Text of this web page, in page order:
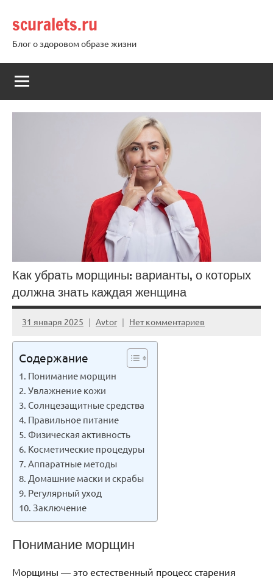
содержимому
scuralets.ru
Блог о здоровом образе жизни
Как убрать морщины: варианты, о которых
должна знать каждая женщина
31 января 2025 Avtor Нет комментариев
Содержание
Понимание морщин
Увлажнение кожи
Солнцезащитные средства
Правильное питание
Физическая активность
Косметические процедуры
Аппаратные методы
Домашние маски и скрабы
Регулярный уход
Заключение
Понимание морщин
Морщины — это естественный процесс старения